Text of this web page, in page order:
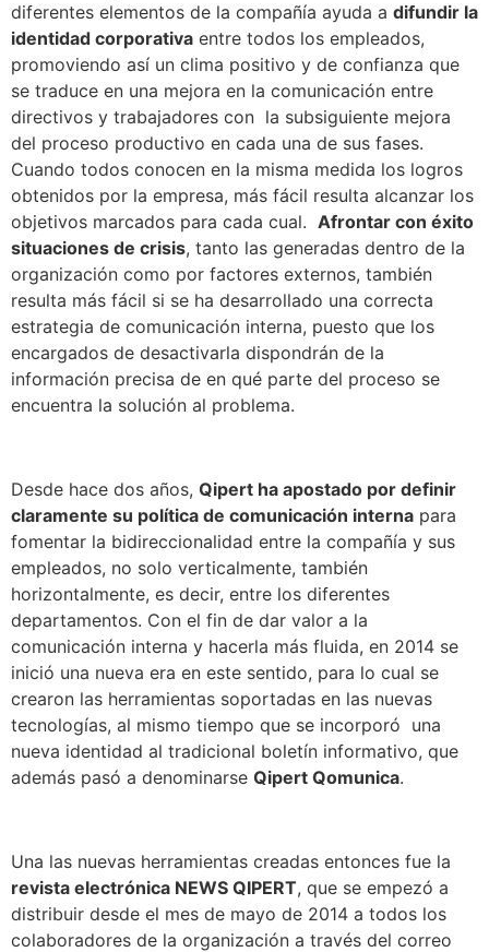
diferentes elementos de la compañía ayuda a difundir la
identidad corporativa entre todos los empleados,
promoviendo así un clima positivo y de confianza que
se traduce en una mejora en la comunicación entre
directivos y trabajadores con la subsiguiente mejora
del proceso productivo en cada una de sus fases.
Cuando todos conocen en la misma medida los logros
obtenidos por la empresa, más fácil resulta alcanzar los
objetivos marcados para cada cual. Afrontar con éxito
situaciones de crisis, tanto las generadas dentro de la
organización como por factores externos, también
resulta más fácil si se ha desarrollado una correcta
estrategia de comunicación interna, puesto que los
encargados de desactivarla dispondrán de la
información precisa de en qué parte del proceso se
encuentra la solución al problema.
Desde hace dos años, Qipert ha apostado por definir
claramente su política de comunicación interna para
fomentar la bidireccionalidad entre la compañía y sus
empleados, no solo verticalmente, también
horizontalmente, es decir, entre los diferentes
departamentos. Con el fin de dar valor a la
comunicación interna y hacerla más fluida, en 2014 se
inició una nueva era en este sentido, para lo cual se
crearon las herramientas soportadas en las nuevas
tecnologías, al mismo tiempo que se incorporó una
nueva identidad al tradicional boletín informativo, que
además pasó a denominarse Qipert Qomunica.
Una las nuevas herramientas creadas entonces fue la
revista electrónica NEWS QIPERT, que se empezó a
distribuir desde el mes de mayo de 2014 a todos los
colaboradores de la organización a través del correo